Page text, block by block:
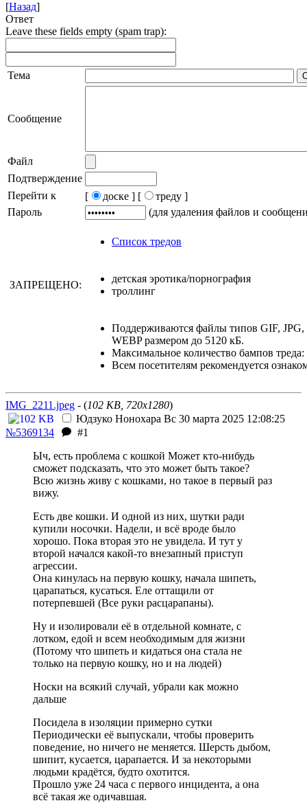
[Назад]
Ответ
Leave these fields empty (spam trap):
Тема
Сообщение
Файл
Подтверждение
Перейти к
[ доске ] [
треду ]
Пароль
(для удаления файлов и
Список тредов
ЗАПРЕЩЕНО:
детская эротика/порнография
троллинг
Поддерживаются файлы типов GIF,
WEBP размером до 5120 кБ.
Максимальное количество бампов треда:
Всем посетителям рекомендуется
IMG_2211.jpeg - (102 KB, 720x1280)
Юдзуко Нонохара Вс 30 марта 2025 12:08:25
№5369134
#1
Ыч, есть проблема с кошкой Может кто-нибудь
сможет подсказать, что это может быть такое?
Всю жизнь живу с кошками, но такое в первый раз
вижу.
Есть две кошки. И одной из них, шутки ради
купили носочки. Надели, и всё вроде было
хорошо. Пока вторая это не увидела. И тут у
второй начался какой-то внезапный приступ
агрессии.
Она кинулась на первую кошку, начала шипеть,
царапаться, кусаться. Еле оттащили от
потерпевшей (Все руки расцарапаны).
Ну и изолировали её в отдельной комнате, с
лотком, едой и всем необходимым для жизни
(Потому что шипеть и кидаться она стала не
только на первую кошку, но и на людей)
Носки на всякий случай, убрали как можно
дальше
Посидела в изоляции примерно сутки
Периодически её выпускали, чтобы проверить
поведение, но ничего не меняется. Шерсть дыбом,
шипит, кусается, царапается. И за некоторыми
людьми крадётся, будто охотится.
Прошло уже 24 часа с первого инцидента, а она
всё такая же одичавшая.